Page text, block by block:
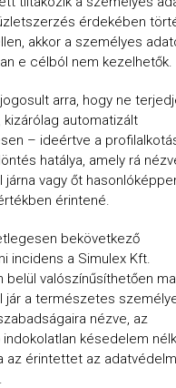
érdekében
akkor a személyes
e célból nem kezelhetők.
arra, hogy ne
kizárólag automatizált
– ideértve a
hatálya, amely rá
járna vagy őt
érintené.
bekövetkező
incidens a Simulex Kft.
belül valószínűsíthetően
jár a természetes
nézve, az
késedelem
az érintettet az